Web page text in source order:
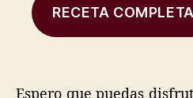
RECETA COMPLETA
Espero que puedas